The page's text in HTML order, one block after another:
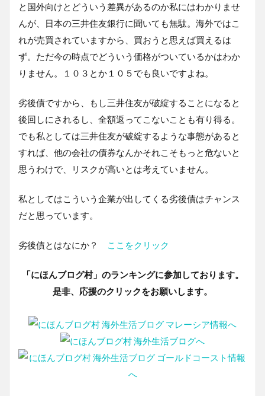
と国外向けとどういう差異があるのか私にはわかりませ
んが、日本の三井住友銀行に聞いても無駄。海外ではこ
れが売買されていますから、買おうと思えば買えるは
ず。ただ今の時点でどういう価格がついているかはわか
りません。１０３とか１０５でも良いですよね。
劣後債ですから、もし三井住友が破綻することになると
後回しにされるし、全額返ってこないことも有り得る。
でも私としては三井住友が破綻するような事態があると
すれば、他の会社の債券なんかそれこそもっと危ないと
思うわけで、リスクが高いとは考えていません。
私としてはこういう企業が出してくる劣後債はチャンス
だと思っています。
劣後債とはなにか？ ここをクリック
「にほんブログ村」のランキングに参加しております。
是非、応援のクリックをお願いします。